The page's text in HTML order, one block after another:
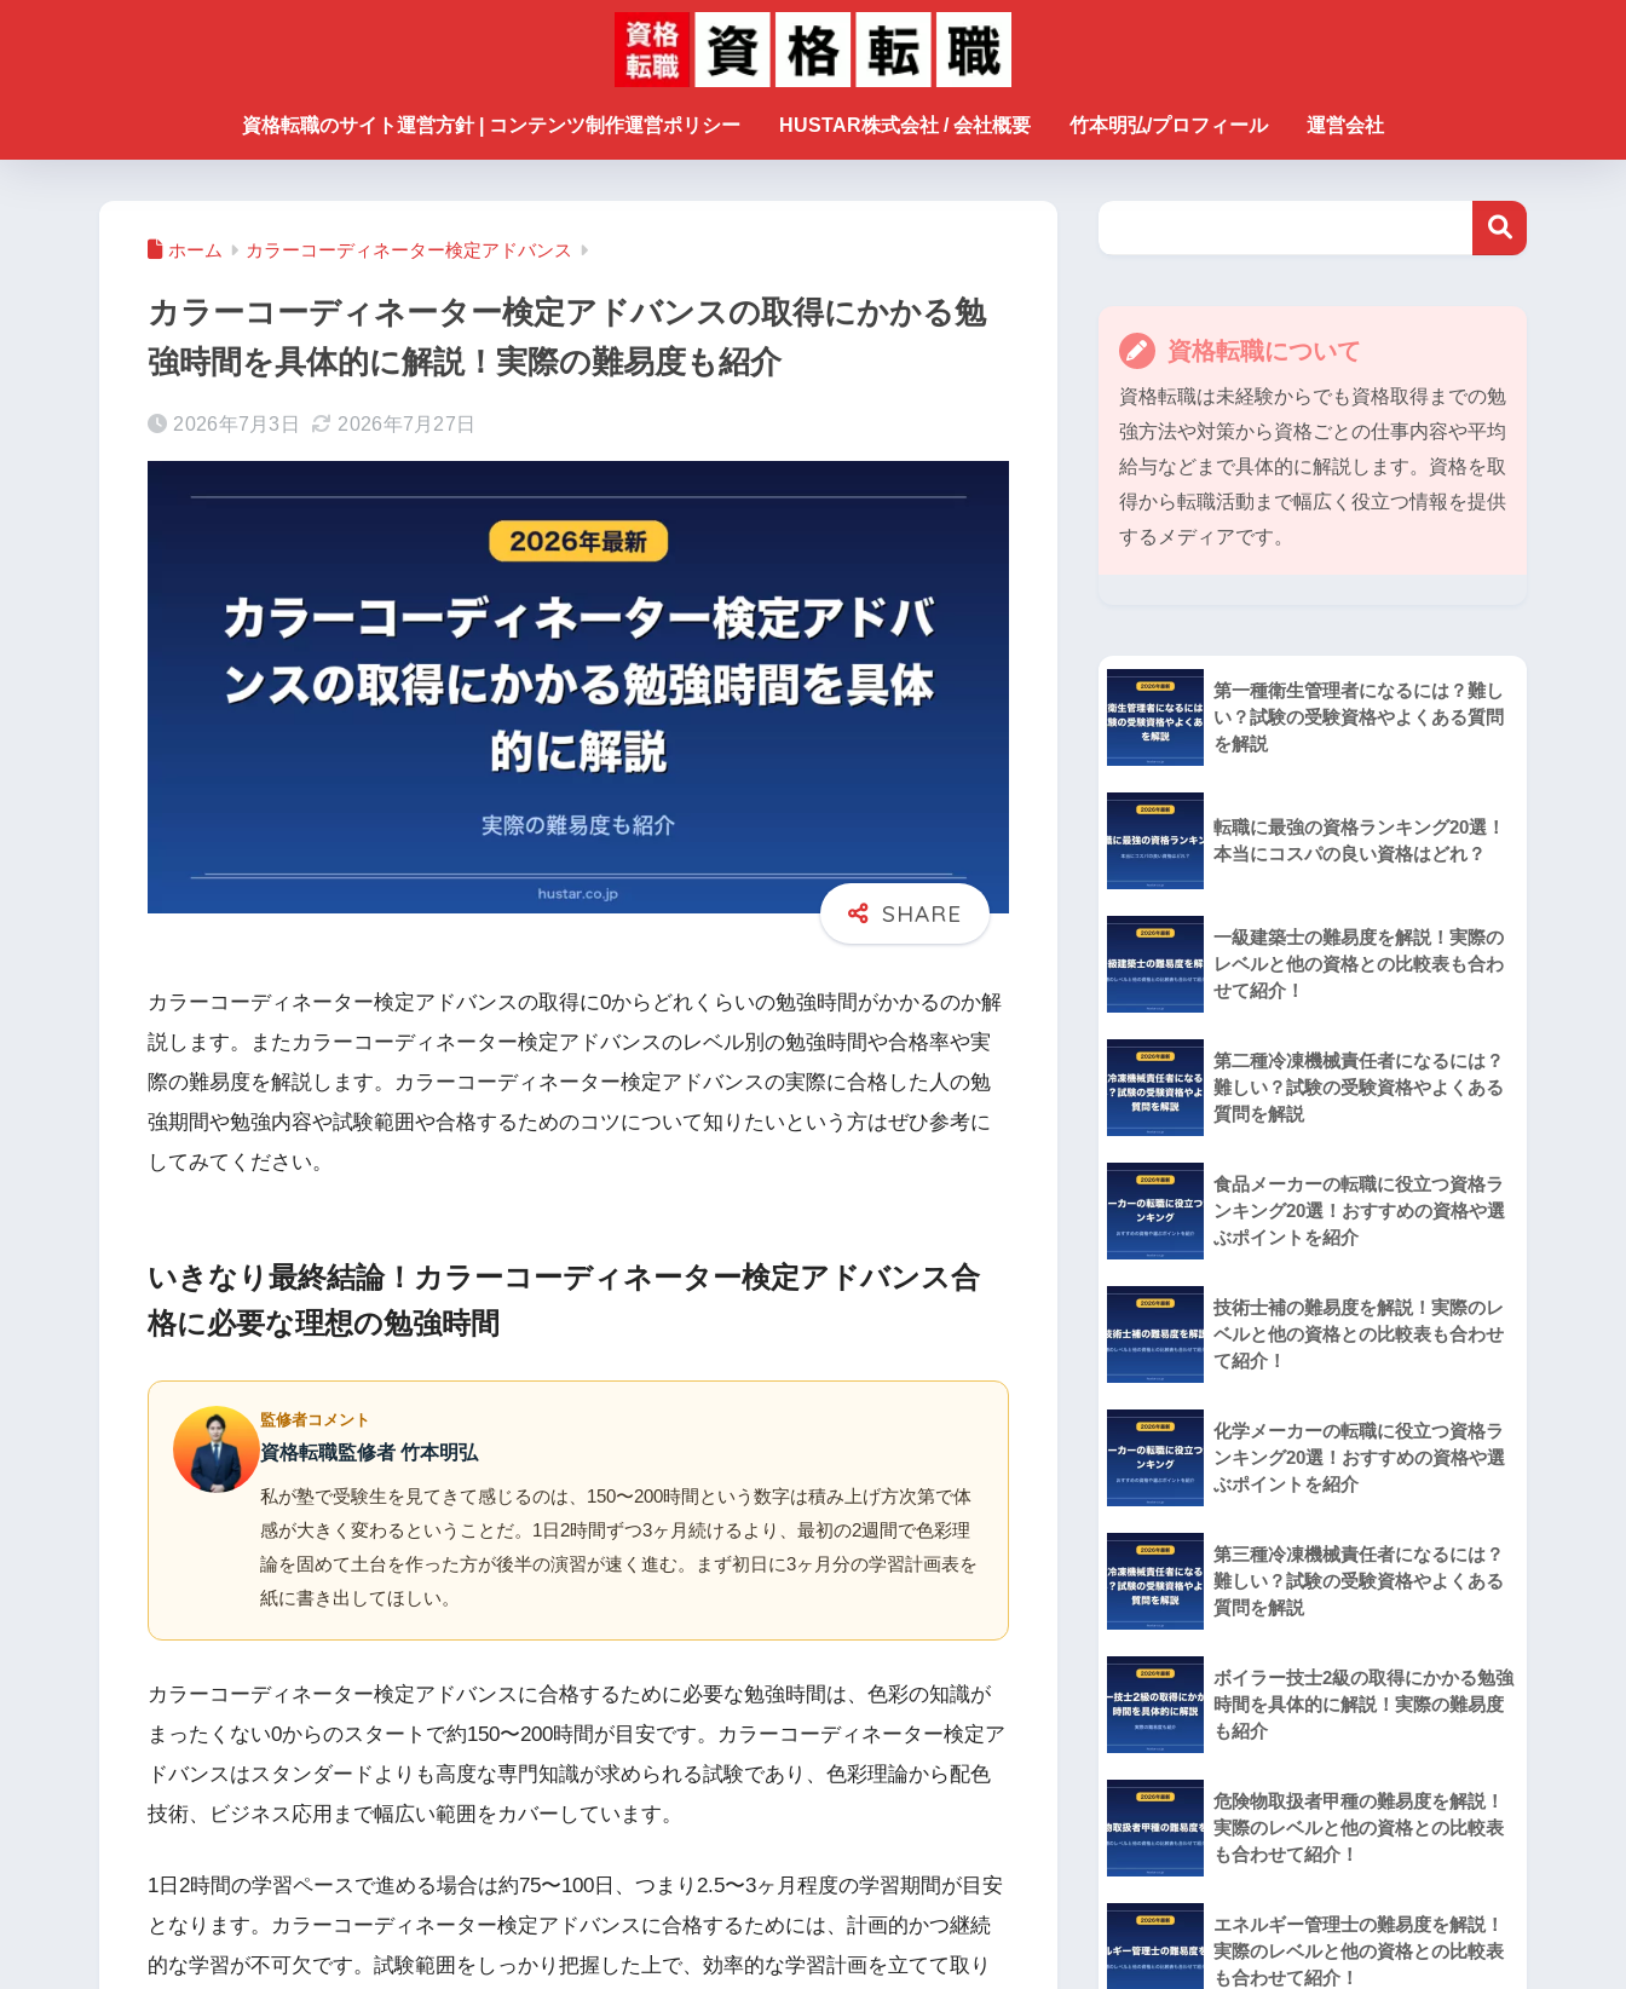
資格転職のサイト運営方針 | コンテンツ制作運営ポリシー HUSTAR株式会社 / 会社概要 竹本明弘/プロフィール 運営会社
ホーム カラーコーディネーター検定アドバンス
カラーコーディネーター検定アドバンスの取得にかかる勉
強時間を具体的に解説！実際の難易度も紹介
2026年7月3日 2026年7月27日
カラーコーディネーター検定アドバンスの取得に0からどれくらいの勉強時間がかかるのか解
説します。またカラーコーディネーター検定アドバンスのレベル別の勉強時間や合格率や実
際の難易度を解説します。カラーコーディネーター検定アドバンスの実際に合格した人の勉
強期間や勉強内容や試験範囲や合格するためのコツについて知りたいという方はぜひ参考に
してみてください。
いきなり最終結論！カラーコーディネーター検定アドバンス合
格に必要な理想の勉強時間
監修者コメント
資格転職監修者 竹本明弘
私が塾で受験生を見てきて感じるのは、150〜200時間という数字は積み上げ方次第で体
感が大きく変わるということだ。1日2時間ずつ3ヶ月続けるより、最初の2週間で色彩理
論を固めて土台を作った方が後半の演習が速く進む。まず初日に3ヶ月分の学習計画表を
紙に書き出してほしい。
カラーコーディネーター検定アドバンスに合格するために必要な勉強時間は、色彩の知識が
まったくない0からのスタートで約150〜200時間が目安です。カラーコーディネーター検定ア
ドバンスはスタンダードよりも高度な専門知識が求められる試験であり、色彩理論から配色
技術、ビジネス応用まで幅広い範囲をカバーしています。
1日2時間の学習ペースで進める場合は約75〜100日、つまり2.5〜3ヶ月程度の学習期間が目安
となります。カラーコーディネーター検定アドバンスに合格するためには、計画的かつ継続
的な学習が不可欠です。試験範囲をしっかり把握した上で、効率的な学習計画を立てて取り
資格転職について
資格転職は未経験からでも資格取得までの勉
強方法や対策から資格ごとの仕事内容や平均
給与などまで具体的に解説します。資格を取
得から転職活動まで幅広く役立つ情報を提供
するメディアです。
第一種衛生管理者になるには？難し
い？試験の受験資格やよくある質問
を解説
転職に最強の資格ランキング20選！
本当にコスパの良い資格はどれ？
一級建築士の難易度を解説！実際の
レベルと他の資格との比較表も合わ
せて紹介！
第二種冷凍機械責任者になるには？
難しい？試験の受験資格やよくある
質問を解説
食品メーカーの転職に役立つ資格ラ
ンキング20選！おすすめの資格や選
ぶポイントを紹介
技術士補の難易度を解説！実際のレ
ベルと他の資格との比較表も合わせ
て紹介！
化学メーカーの転職に役立つ資格ラ
ンキング20選！おすすめの資格や選
ぶポイントを紹介
第三種冷凍機械責任者になるには？
難しい？試験の受験資格やよくある
質問を解説
ボイラー技士2級の取得にかかる勉強
時間を具体的に解説！実際の難易度
も紹介
危険物取扱者甲種の難易度を解説！
実際のレベルと他の資格との比較表
も合わせて紹介！
エネルギー管理士の難易度を解説！
実際のレベルと他の資格との比較表
も合わせて紹介！